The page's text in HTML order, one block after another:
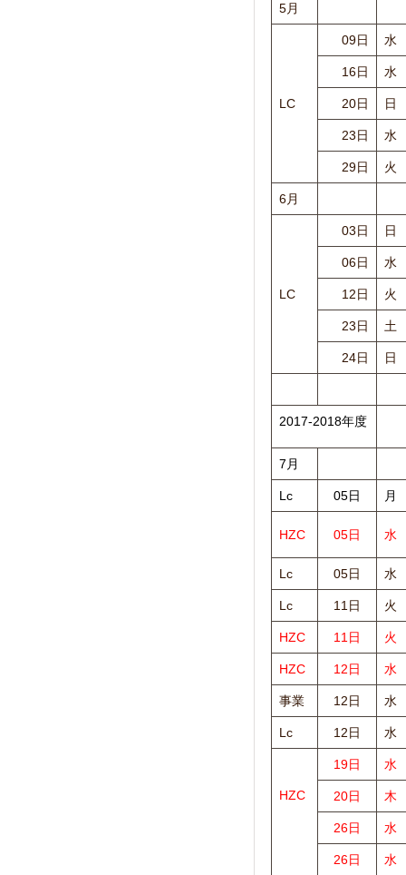
5月
LC
09日 水
16日 水
20日 日
23日 水
29日 火
6月
LC
03日 日
06日 水
12日 火
23日 土
24日 日
2017-2018年度
7月
Lc 05日 月
HZC 05日 水
Lc 05日 水
Lc 11日 火
HZC 11日 火
HZC 12日 水
事業 12日 水
Lc 12日 水
HZC
19日 水
20日 木
26日 水
26日 水